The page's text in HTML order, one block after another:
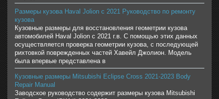
Размеры кузова Haval Jolion с 2021 Руководство по ремонту
кузова
Кузовные размеры для восстановления геометрии кузова
автомобилей Haval Jolion с 2021 г.в. С помощью этих данных
осуществляется проверка геометрии кузова, с последующей
рихтовкой поврежденных частей Хавейл Джолион. Модель
была впервые представлена в
Кузовные размеры Mitsubishi Eclipse Cross 2021-2023 Body
Repair Manual
Заводское руководство содержит размеры кузова Mitsubishi